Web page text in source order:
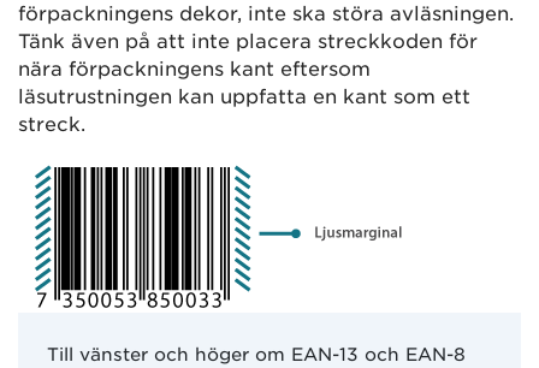
förpackningens dekor, inte ska störa avläsningen.
Tänk även på att inte placera streckkoden för
nära förpackningens kant eftersom
läsutrustningen kan uppfatta en kant som ett
streck.
Till vänster och höger om EAN-13 och EAN-8